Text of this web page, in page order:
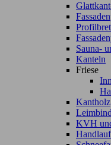
Sauna-
Kanteln
Friese
Kantholz
KVH